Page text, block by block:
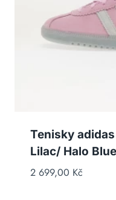
Tenisky
Lilac/ Halo
2 699,00 Kč